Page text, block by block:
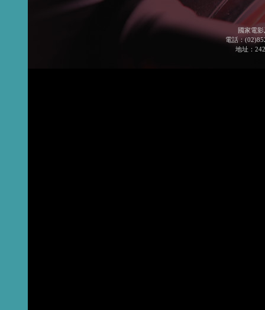
國家電
電話：
地址：